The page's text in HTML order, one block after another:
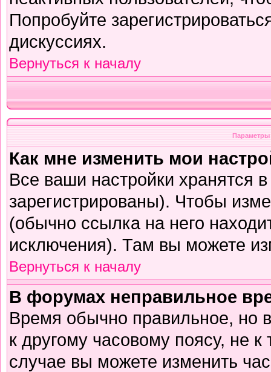
Попробуйте
дискуссиях.
Вернуться к началу
Параметры
Как мне изменить мои
Все ваши настройки хранятся
зарегистрированы). Чтобы
(обычно ссылка на него
исключения). Там вы можете
Вернуться к началу
В форумах неправильное
Время обычно правильное, но
к другому часовому поясу, не
случае вы можете изменить